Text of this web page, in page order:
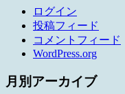
ログイン
投稿フィード
コメントフィード
WordPress.org
月別アーカイブ